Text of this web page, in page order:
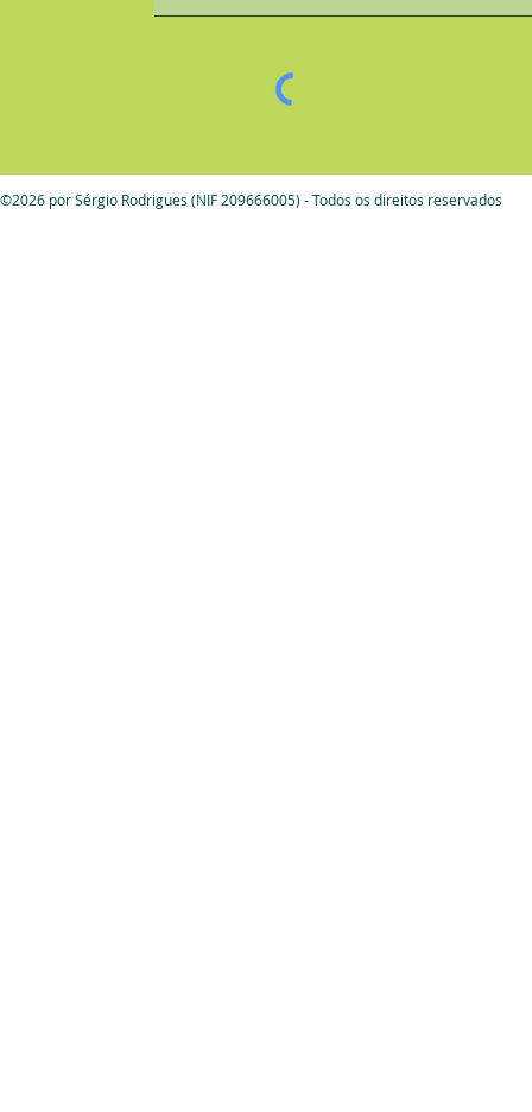
©2026 por Sérgio Rodrigues (NIF 209666005) - Todos os direitos reservados